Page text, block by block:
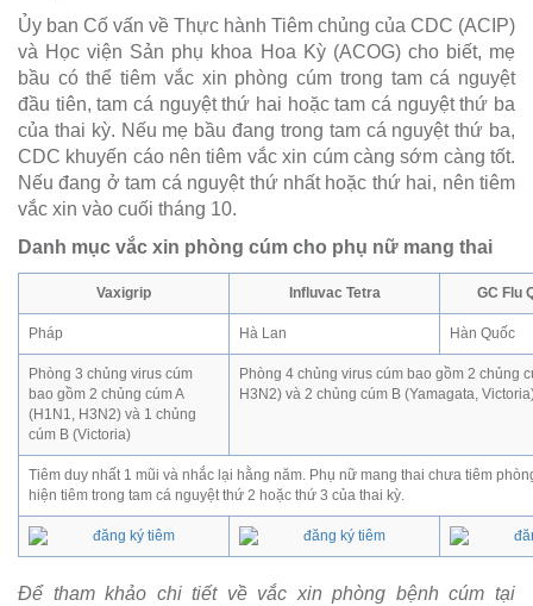
Ủy ban Cố vấn về Thực hành Tiêm chủng của CDC (ACIP)
và Học viện Sản phụ khoa Hoa Kỳ (ACOG) cho biết, mẹ
bầu có thể tiêm vắc xin phòng cúm trong tam cá nguyệt
đầu tiên, tam cá nguyệt thứ hai hoặc tam cá nguyệt thứ ba
của thai kỳ. Nếu mẹ bầu đang trong tam cá nguyệt thứ ba,
CDC khuyến cáo nên tiêm vắc xin cúm càng sớm càng tốt.
Nếu đang ở tam cá nguyệt thứ nhất hoặc thứ hai, nên tiêm
vắc xin vào cuối tháng 10.
Danh mục vắc xin phòng cúm cho phụ nữ mang thai
Vaxigrip Influvac Tetra GC Flu
Pháp Hà Lan Hàn Quốc
Phòng 3 chủng virus cúm
bao gồm 2 chủng cúm A
(H1N1, H3N2) và 1 chủng
cúm B (Victoria)
Phòng 4 chủng virus cúm bao gồm 2 chủng
H3N2) và 2 chủng cúm B (Yamagata,
Tiêm duy nhất 1 mũi và nhắc lại hằng năm. Phụ nữ mang thai chưa tiêm
hiện tiêm trong tam cá nguyệt thứ 2 hoặc thứ 3 của thai kỳ.
Để tham khảo chi tiết về vắc xin phòng bệnh cúm tại